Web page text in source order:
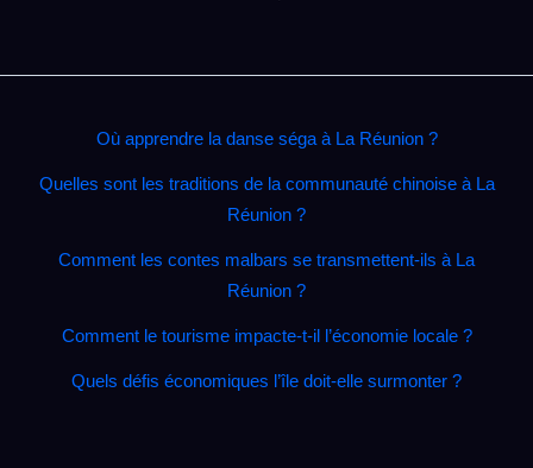
Où apprendre la danse séga à La Réunion ?
Quelles sont les traditions de la communauté chinoise à La
Réunion ?
Comment les contes malbars se transmettent‑ils à La
Réunion ?
Comment le tourisme impacte‑t‑il l’économie locale ?
Quels défis économiques l’île doit‑elle surmonter ?